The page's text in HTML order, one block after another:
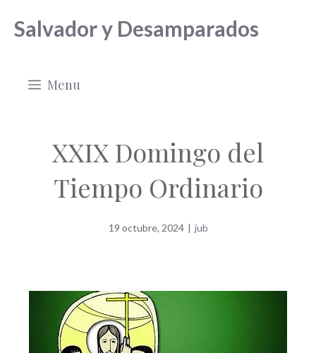
Salvador y Desamparados
Menu
XXIX Domingo del
Tiempo Ordinario
19 octubre, 2024 | jub